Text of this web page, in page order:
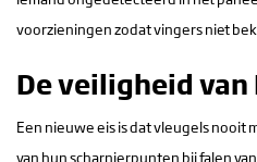
voorzieningen zodat vingers niet
De veiligheid van
Een nieuwe eis is dat vleugels nooit
van hun scharnierpunten bij falen